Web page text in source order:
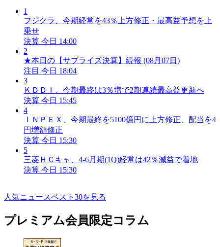
1
フジクラ、今期経常を43％上方修正・最高益予想を上
乗せ
決算 今日 14:00
2
★本日の【サプライズ決算】続報 (08月07日)
注目 今日 18:04
3
ＫＤＤＩ、今期最終は3％増で2期連続最高益更新へ
決算 今日 15:45
4
ＩＮＰＥＸ、今期最終を5100億円に上方修正、配当を4
円増額修正
決算 今日 15:30
5
三菱ＨＣキャ、4-6月期(1Q)経常は42％減益で着地
決算 今日 15:30
人気ニュースベスト30を見る
プレミアム会員限定コラム